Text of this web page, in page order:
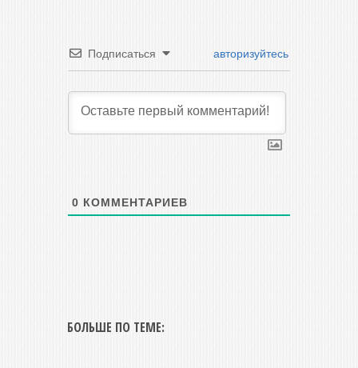
Подписаться авторизуйтесь
0 КОММЕНТАРИЕВ
БОЛЬШЕ ПО ТЕМЕ: